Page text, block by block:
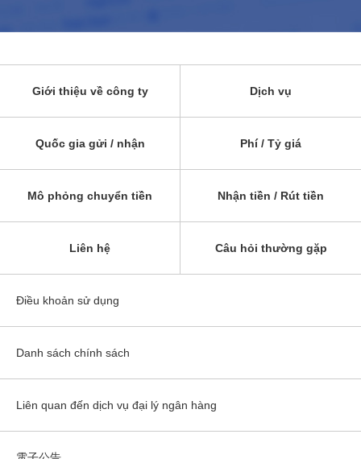
Giới thiệu về công ty Dịch vụ
Quốc gia gửi / nhận Phí / Tỷ giá
Mô phỏng chuyển tiền Nhận tiền / Rút tiền
Liên hệ Câu hỏi thường gặp
Điều khoản sử dụng
Danh sách chính sách
Liên quan đến dịch vụ đại lý ngân hàng